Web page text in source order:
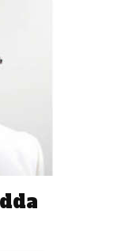
si accontentano
Spritz e usano
la
Lo Spritz
aperitivo:
e in più è a bassa
tendenze del